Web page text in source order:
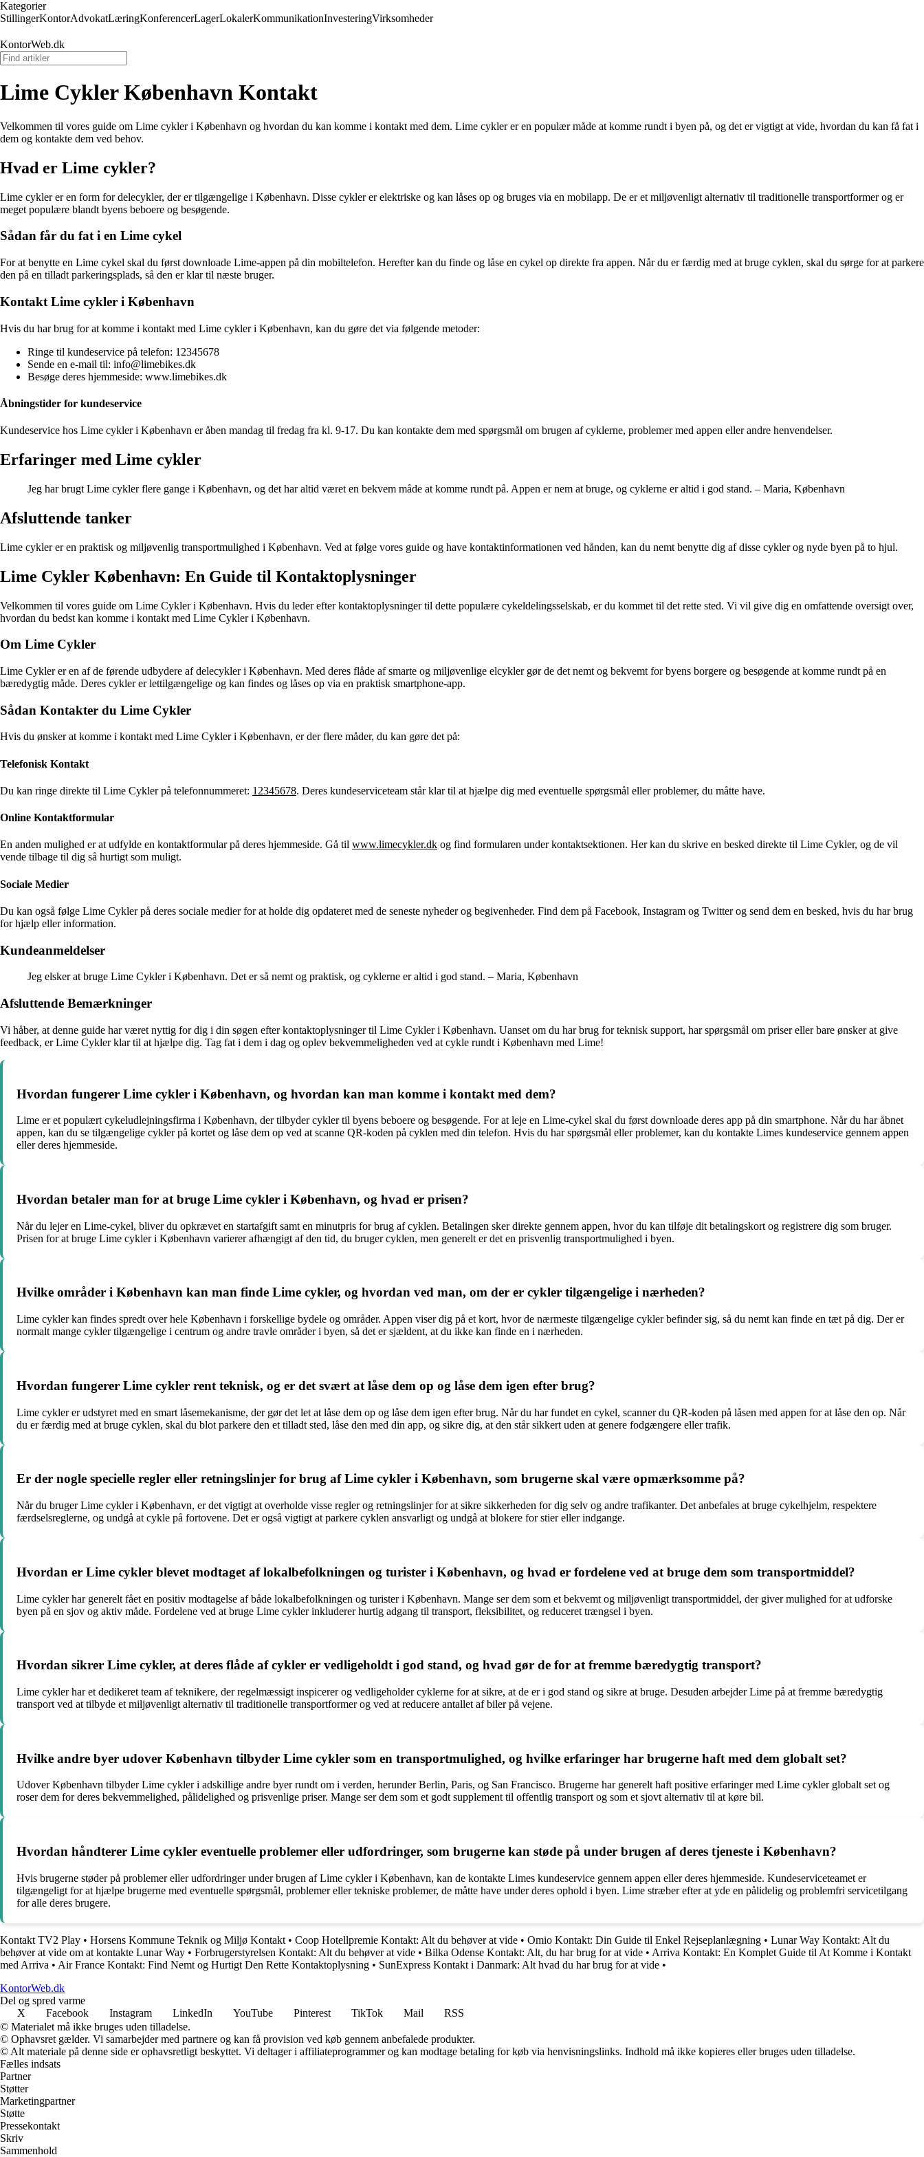
Kategorier
StillingerKontorAdvokatLæringKonferencerLagerLokalerKommunikationInvesteringVirksomheder
KontorWeb.dk
Lime Cykler København Kontakt
Velkommen til vores guide om Lime cykler i København og hvordan du kan komme i kontakt med dem. Lime cykler er en populær måde at komme rundt i byen på, og det er vigtigt at vide, hvordan du kan få fat i
dem og kontakte dem ved behov.
Hvad er Lime cykler?
Lime cykler er en form for delecykler, der er tilgængelige i København. Disse cykler er elektriske og kan låses op og bruges via en mobilapp. De er et miljøvenligt alternativ til traditionelle transportformer og er
meget populære blandt byens beboere og besøgende.
Sådan får du fat i en Lime cykel
For at benytte en Lime cykel skal du først downloade Lime-appen på din mobiltelefon. Herefter kan du finde og låse en cykel op direkte fra appen. Når du er færdig med at bruge cyklen, skal du sørge for at parkere
den på en tilladt parkeringsplads, så den er klar til næste bruger.
Kontakt Lime cykler i København
Hvis du har brug for at komme i kontakt med Lime cykler i København, kan du gøre det via følgende metoder:
Ringe til kundeservice på telefon: 12345678
Sende en e-mail til: info@limebikes.dk
Besøge deres hjemmeside: www.limebikes.dk
Åbningstider for kundeservice
Kundeservice hos Lime cykler i København er åben mandag til fredag fra kl. 9-17. Du kan kontakte dem med spørgsmål om brugen af cyklerne, problemer med appen eller andre henvendelser.
Erfaringer med Lime cykler
Jeg har brugt Lime cykler flere gange i København, og det har altid været en bekvem måde at komme rundt på. Appen er nem at bruge, og cyklerne er altid i god stand. – Maria, København
Afsluttende tanker
Lime cykler er en praktisk og miljøvenlig transportmulighed i København. Ved at følge vores guide og have kontaktinformationen ved hånden, kan du nemt benytte dig af disse cykler og nyde byen på to hjul.
Lime Cykler København: En Guide til Kontaktoplysninger
Velkommen til vores guide om Lime Cykler i København. Hvis du leder efter kontaktoplysninger til dette populære cykeldelingsselskab, er du kommet til det rette sted. Vi vil give dig en omfattende oversigt over,
hvordan du bedst kan komme i kontakt med Lime Cykler i København.
Om Lime Cykler
Lime Cykler er en af de førende udbydere af delecykler i København. Med deres flåde af smarte og miljøvenlige elcykler gør de det nemt og bekvemt for byens borgere og besøgende at komme rundt på en
bæredygtig måde. Deres cykler er lettilgængelige og kan findes og låses op via en praktisk smartphone-app.
Sådan Kontakter du Lime Cykler
Hvis du ønsker at komme i kontakt med Lime Cykler i København, er der flere måder, du kan gøre det på:
Telefonisk Kontakt
Du kan ringe direkte til Lime Cykler på telefonnummeret: 12345678. Deres kundeserviceteam står klar til at hjælpe dig med eventuelle spørgsmål eller problemer, du måtte have.
Online Kontaktformular
En anden mulighed er at udfylde en kontaktformular på deres hjemmeside. Gå til www.limecykler.dk og find formularen under kontaktsektionen. Her kan du skrive en besked direkte til Lime Cykler, og de vil
vende tilbage til dig så hurtigt som muligt.
Sociale Medier
Du kan også følge Lime Cykler på deres sociale medier for at holde dig opdateret med de seneste nyheder og begivenheder. Find dem på Facebook, Instagram og Twitter og send dem en besked, hvis du har brug
for hjælp eller information.
Kundeanmeldelser
Jeg elsker at bruge Lime Cykler i København. Det er så nemt og praktisk, og cyklerne er altid i god stand. – Maria, København
Afsluttende Bemærkninger
Vi håber, at denne guide har været nyttig for dig i din søgen efter kontaktoplysninger til Lime Cykler i København. Uanset om du har brug for teknisk support, har spørgsmål om priser eller bare ønsker at give
feedback, er Lime Cykler klar til at hjælpe dig. Tag fat i dem i dag og oplev bekvemmeligheden ved at cykle rundt i København med Lime!
Hvordan fungerer Lime cykler i København, og hvordan kan man komme i kontakt med dem?
Lime er et populært cykeludlejningsfirma i København, der tilbyder cykler til byens beboere og besøgende. For at leje en Lime-cykel skal du først downloade deres app på din smartphone. Når du har åbnet
appen, kan du se tilgængelige cykler på kortet og låse dem op ved at scanne QR-koden på cyklen med din telefon. Hvis du har spørgsmål eller problemer, kan du kontakte Limes kundeservice gennem appen
eller deres hjemmeside.
Hvordan betaler man for at bruge Lime cykler i København, og hvad er prisen?
Når du lejer en Lime-cykel, bliver du opkrævet en startafgift samt en minutpris for brug af cyklen. Betalingen sker direkte gennem appen, hvor du kan tilføje dit betalingskort og registrere dig som bruger.
Prisen for at bruge Lime cykler i København varierer afhængigt af den tid, du bruger cyklen, men generelt er det en prisvenlig transportmulighed i byen.
Hvilke områder i København kan man finde Lime cykler, og hvordan ved man, om der er cykler tilgængelige i nærheden?
Lime cykler kan findes spredt over hele København i forskellige bydele og områder. Appen viser dig på et kort, hvor de nærmeste tilgængelige cykler befinder sig, så du nemt kan finde en tæt på dig. Der er
normalt mange cykler tilgængelige i centrum og andre travle områder i byen, så det er sjældent, at du ikke kan finde en i nærheden.
Hvordan fungerer Lime cykler rent teknisk, og er det svært at låse dem op og låse dem igen efter brug?
Lime cykler er udstyret med en smart låsemekanisme, der gør det let at låse dem op og låse dem igen efter brug. Når du har fundet en cykel, scanner du QR-koden på låsen med appen for at låse den op. Når
du er færdig med at bruge cyklen, skal du blot parkere den et tilladt sted, låse den med din app, og sikre dig, at den står sikkert uden at genere fodgængere eller trafik.
Er der nogle specielle regler eller retningslinjer for brug af Lime cykler i København, som brugerne skal være opmærksomme på?
Når du bruger Lime cykler i København, er det vigtigt at overholde visse regler og retningslinjer for at sikre sikkerheden for dig selv og andre trafikanter. Det anbefales at bruge cykelhjelm, respektere
færdselsreglerne, og undgå at cykle på fortovene. Det er også vigtigt at parkere cyklen ansvarligt og undgå at blokere for stier eller indgange.
Hvordan er Lime cykler blevet modtaget af lokalbefolkningen og turister i København, og hvad er fordelene ved at bruge dem som transportmiddel?
Lime cykler har generelt fået en positiv modtagelse af både lokalbefolkningen og turister i København. Mange ser dem som et bekvemt og miljøvenligt transportmiddel, der giver mulighed for at udforske
byen på en sjov og aktiv måde. Fordelene ved at bruge Lime cykler inkluderer hurtig adgang til transport, fleksibilitet, og reduceret trængsel i byen.
Hvordan sikrer Lime cykler, at deres flåde af cykler er vedligeholdt i god stand, og hvad gør de for at fremme bæredygtig transport?
Lime cykler har et dedikeret team af teknikere, der regelmæssigt inspicerer og vedligeholder cyklerne for at sikre, at de er i god stand og sikre at bruge. Desuden arbejder Lime på at fremme bæredygtig
transport ved at tilbyde et miljøvenligt alternativ til traditionelle transportformer og ved at reducere antallet af biler på vejene.
Hvilke andre byer udover København tilbyder Lime cykler som en transportmulighed, og hvilke erfaringer har brugerne haft med dem globalt set?
Udover København tilbyder Lime cykler i adskillige andre byer rundt om i verden, herunder Berlin, Paris, og San Francisco. Brugerne har generelt haft positive erfaringer med Lime cykler globalt set og
roser dem for deres bekvemmelighed, pålidelighed og prisvenlige priser. Mange ser dem som et godt supplement til offentlig transport og som et sjovt alternativ til at køre bil.
Hvordan håndterer Lime cykler eventuelle problemer eller udfordringer, som brugerne kan støde på under brugen af deres tjeneste i København?
Hvis brugerne støder på problemer eller udfordringer under brugen af Lime cykler i København, kan de kontakte Limes kundeservice gennem appen eller deres hjemmeside. Kundeserviceteamet er
tilgængeligt for at hjælpe brugerne med eventuelle spørgsmål, problemer eller tekniske problemer, de måtte have under deres ophold i byen. Lime stræber efter at yde en pålidelig og problemfri servicetilgang
for alle deres brugere.
Kontakt TV2 Play • Horsens Kommune Teknik og Miljø Kontakt • Coop Hotellpremie Kontakt: Alt du behøver at vide • Omio Kontakt: Din Guide til Enkel Rejseplanlægning • Lunar Way Kontakt: Alt du
behøver at vide om at kontakte Lunar Way • Forbrugerstyrelsen Kontakt: Alt du behøver at vide • Bilka Odense Kontakt: Alt, du har brug for at vide • Arriva Kontakt: En Komplet Guide til At Komme i Kontakt
med Arriva • Air France Kontakt: Find Nemt og Hurtigt Den Rette Kontaktoplysning • SunExpress Kontakt i Danmark: Alt hvad du har brug for at vide •
KontorWeb.dk
Del og spred varme
X
Facebook Instagram LinkedIn YouTube Pinterest TikTok Mail
RSS
© Materialet må ikke bruges uden tilladelse.
© Ophavsret gælder. Vi samarbejder med partnere og kan få provision ved køb gennem anbefalede produkter.
© Alt materiale på denne side er ophavsretligt beskyttet. Vi deltager i affiliateprogrammer og kan modtage betaling for køb via henvisningslinks. Indhold må ikke kopieres eller bruges uden tilladelse.
Fælles indsats
Partner
Støtter
Marketingpartner
Støtte
Pressekontakt
Skriv
Sammenhold